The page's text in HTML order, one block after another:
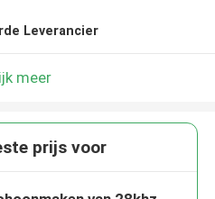
Leverancier
meer
prijs voor